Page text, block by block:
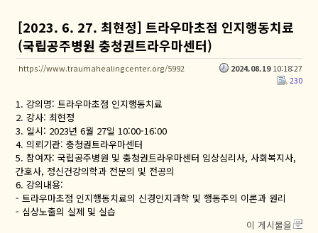
[2023. 6. 27. 최현정] 트라우마초점 인지행동치료
(국립공주병원 충청권트라우마센터)
https://www.traumahealingcenter.org/5992 2024.08.1910:18:27
230
1. 강의명: 트라우마초점 인지행동치료
2. 강사: 최현정
3. 일시: 2023년 6월 27일 10:00-16:00
4. 의뢰기관: 충청권트라우마센터
5. 참여자: 국립공주병원 및 충청권트라우마센터 임상심리사, 사회복지사,
간호사, 정신건강의학과 전문의 및 전공의
6. 강의내용:
- 트라우마초점 인지행동치료의 신경인지과학 및 행동주의 이론과 원리
- 심상노출의 실제 및 실습
이 게시물을